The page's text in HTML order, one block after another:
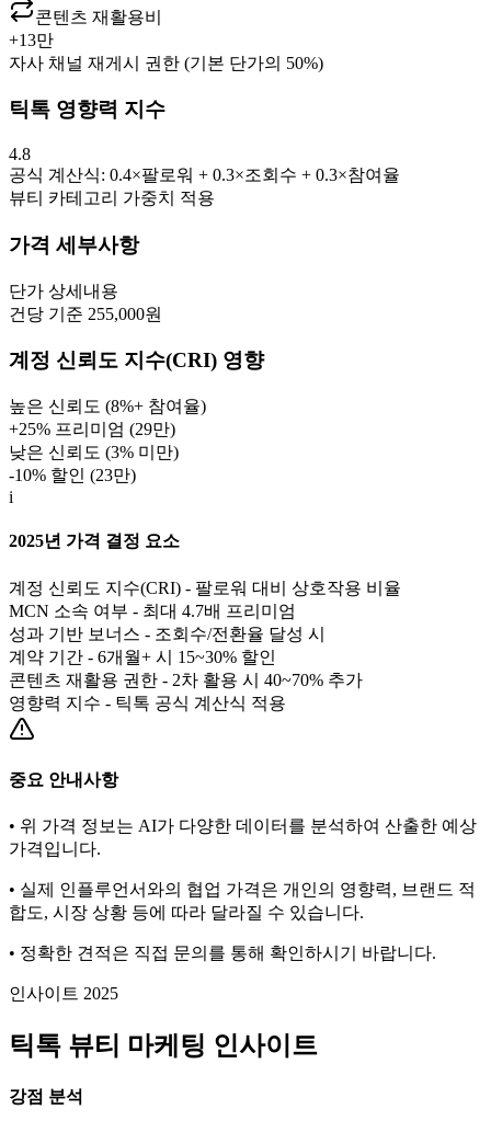
콘텐츠 재활용비
+13만
자사 채널 재게시 권한 (기본 단가의 50%)
틱톡 영향력 지수
4.8
공식 계산식: 0.4×팔로워 + 0.3×조회수 + 0.3×참여율
뷰티 카테고리 가중치 적용
가격 세부사항
단가 상세내용
건당 기준 255,000원
계정 신뢰도 지수(CRI) 영향
높은 신뢰도 (8%+ 참여율)
+25% 프리미엄 (29만)
낮은 신뢰도 (3% 미만)
-10% 할인 (23만)
i
2025년 가격 결정 요소
계정 신뢰도 지수(CRI) - 팔로워 대비 상호작용 비율
MCN 소속 여부 - 최대 4.7배 프리미엄
성과 기반 보너스 - 조회수/전환율 달성 시
계약 기간 - 6개월+ 시 15~30% 할인
콘텐츠 재활용 권한 - 2차 활용 시 40~70% 추가
영향력 지수 - 틱톡 공식 계산식 적용
중요 안내사항
• 위 가격 정보는 AI가 다양한 데이터를 분석하여 산출한 예상
가격입니다.
• 실제 인플루언서와의 협업 가격은 개인의 영향력, 브랜드 적
합도, 시장 상황 등에 따라 달라질 수 있습니다.
• 정확한 견적은 직접 문의를 통해 확인하시기 바랍니다.
인사이트 2025
틱톡 뷰티 마케팅 인사이트
강점 분석